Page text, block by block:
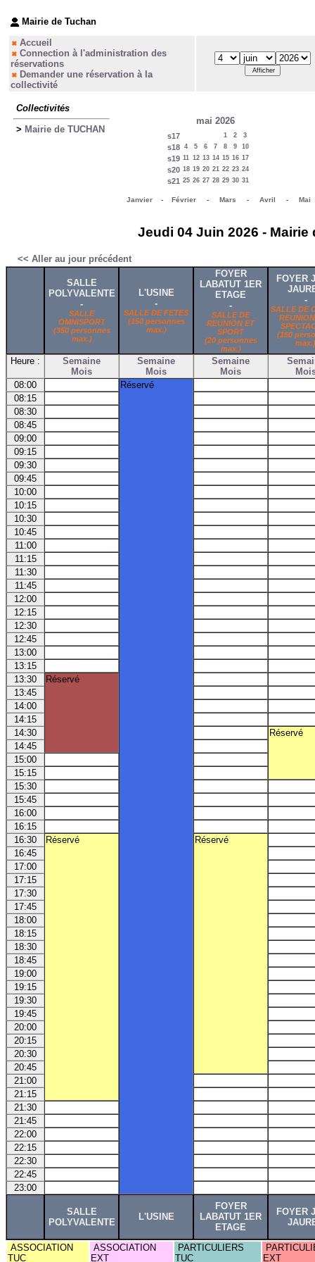
Mairie de Tuchan
Accueil
Connection à l'administration des
réservations
Demander une réservation à la
collectivité
Collectivités
> Mairie de TUCHAN
mai 2026
s17 1 2 3
s18 4 5 6 7 8 9 10
s19 11 12 13 14 15 16 17
s20 18 19 20 21 22 23 24
s21 25 26 27 28 29 30 31
Janvier- Février- Mars - Avril - Mai
Jeudi 04 Juin 2026 -
<< Aller au jour précédent
SALLE
POLYVALENTE
-
SALLE
OMNISPORT
(350 personnes
max.)
L'USINE
-
SALLE DE FETES
(150 personnes
max.)
FOYER
LABATUT 1ER
ETAGE
-
SALLE DE
REUNION ET
SPORT
(20 personnes
max.)
FOYER
-
SALLE DE
(150
max.)
Heure :
Semaine
Mois
Semaine
Mois
Semaine
Mois
08:00
Réservé
08:15
08:30
08:45
09:00
09:15
09:30
09:45
10:00
10:15
10:30
10:45
11:00
11:15
11:30
11:45
12:00
12:15
12:30
12:45
13:00
13:15
13:30
Réservé
13:45
14:00
14:15
14:30
Réservé
14:45
15:00
15:15
15:30
15:45
16:00
16:15
16:30
Réservé
Réservé
16:45
17:00
17:15
17:30
17:45
18:00
18:15
18:30
18:45
19:00
19:15
19:30
19:45
20:00
20:15
20:30
20:45
21:00
21:15
21:30
21:45
22:00
22:15
22:30
22:45
23:00
SALLE
POLYVALENTE
L'USINE
FOYER
LABATUT 1ER
ETAGE
FOYER
ASSOCIATION
TUC
ASSOCIATION
EXT
PARTICULIERS
TUC
EXT